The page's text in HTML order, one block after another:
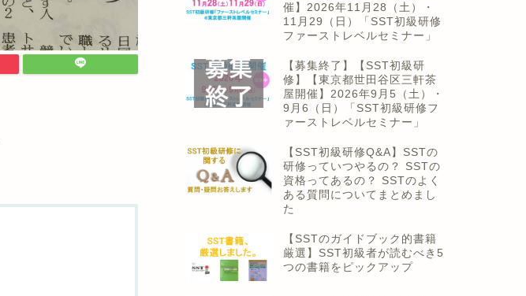
催】2026年11月28（土）・
11月29（日）「SST初級研修
ファーストレベルセミナー」
【募集終了】【SST初級研
修】【東京都世田谷区三軒茶
屋開催】2026年9月5（土）・
9月6（日）「SST初級研修フ
ァーストレベルセミナー」
【SST初級研修Q&A】SSTの
研修っていつやるの？ SSTの
資格ってあるの？ SSTのよく
ある質問についてまとめまし
た
【SSTのガイドブック的書籍
厳選】SST初級者が読むべき5
つの書籍をピックアップ